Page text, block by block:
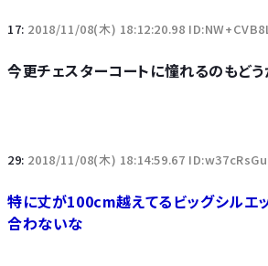
17: 2018/11/08(木) 18:12:20.98
今更チェスターコートに憧れるのもど
29: 2018/11/08(木) 18:14:59.67
特に丈が100cm越えてるビッグシルエ
合わないな